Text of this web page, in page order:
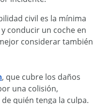
civil es la mínima
conducir un coche en
considerar también
, que cubre los daños
una colisión,
quién tenga la culpa.